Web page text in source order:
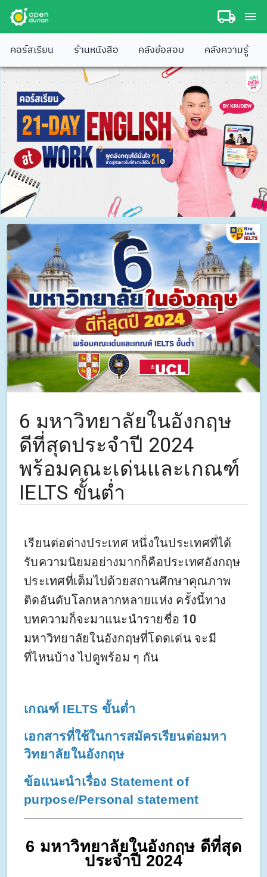
คอร์สเรียน ร้านหนังสือ คลังข้อสอบ คลังความรู้
6 มหาวิทยาลัยในอังกฤษ
ดีที่สุดประจำปี 2024
พร้อมคณะเด่นและเกณฑ์
IELTS ขั้นต่ำ
เรียนต่อต่างประเทศ หนึ่งในประเทศที่ได้
รับความนิยมอย่างมากก็คือประเทศอังกฤษ
ประเทศที่เต็มไปด้วยสถานศึกษาคุณภาพ
ติดอันดับโลกหลากหลายแห่ง ครั้งนี้ทาง
บทความก็จะมาแนะนำรายชื่อ 10
มหาวิทยาลัยในอังกฤษที่โดดเด่น จะมี
ที่ไหนบ้าง ไปดูพร้อม ๆ กัน
เกณฑ์ IELTS ขั้นต่ำ
เอกสารที่ใช้ในการสมัครเรียนต่อมหา
วิทยาลัยในอังกฤษ
ข้อแนะนำเรื่อง Statement of
purpose/Personal statement
6 มหาวิทยาลัยในอังกฤษ ดีที่สุด
ประจำปี 2024